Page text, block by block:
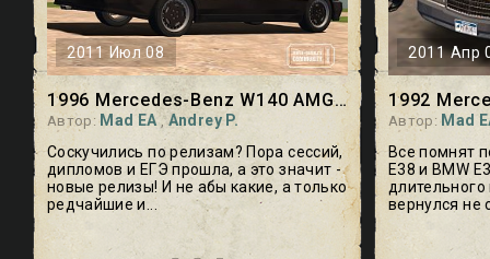
2011 Июл 08
1996 Mercedes-Benz W140 AMG S73
Автор: Mad EA ,Andrey P.
Mad EA
Andrey P.
Соскучились по релизам? Пора сессий,
дипломов и ЕГЭ прошла, а это значит -
новые релизы! И не абы какие, а только
редчайшие и...
2011 Апр
Автор: Mad
Mad EA
Andrey P.
Все помнят
E38 и BMW
вернулся не